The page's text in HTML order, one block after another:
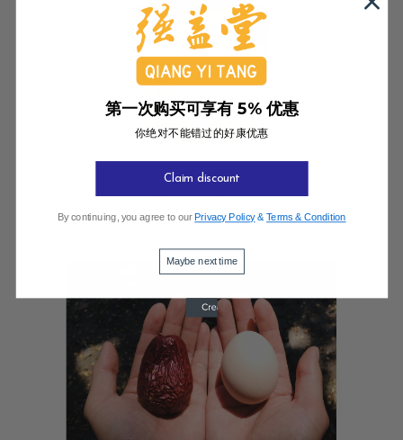
中医养生
第一次购买可享有 5% 优惠
你绝对不能错过的好康优惠
Claim discount
By continuing, you agree to our Privacy Policy&Terms & Condition
Maybe next time